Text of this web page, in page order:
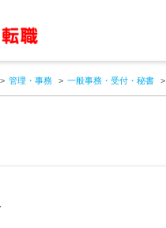
管理・事務 一般事務・受付・秘書